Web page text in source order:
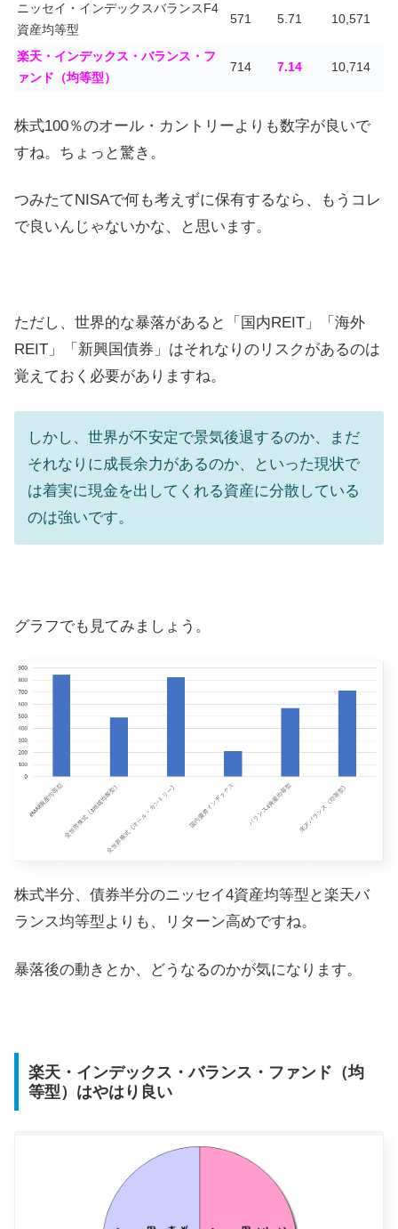
ニッセイ・インデックスバランスF4
資産均等型
571 5.71 10,571
楽天・インデックス・バランス・フ
ァンド（均等型）
714 7.14 10,714
株式100％のオール・カントリーよりも数字が良いで
すね。ちょっと驚き。
つみたてNISAで何も考えずに保有するなら、もうコレ
で良いんじゃないかな、と思います。
ただし、世界的な暴落があると「国内REIT」「海外
REIT」「新興国債券」はそれなりのリスクがあるのは
覚えておく必要がありますね。
しかし、世界が不安定で景気後退するのか、まだ
それなりに成長余力があるのか、といった現状で
は着実に現金を出してくれる資産に分散している
のは強いです。
グラフでも見てみましょう。
株式半分、債券半分のニッセイ4資産均等型と楽天バ
ランス均等型よりも、リターン高めですね。
暴落後の動きとか、どうなるのかが気になります。
楽天・インデックス・バランス・ファンド（均
等型）はやはり良い